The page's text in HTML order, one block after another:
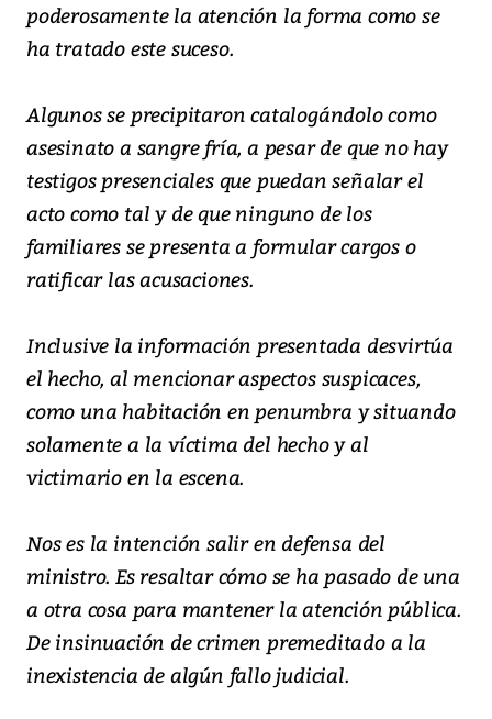
poderosamente la atención la forma como se
ha tratado este suceso.
Algunos se precipitaron catalogándolo como
asesinato a sangre fría, a pesar de que no hay
testigos presenciales que puedan señalar el
acto como tal y de que ninguno de los
familiares se presenta a formular cargos o
ratificar las acusaciones.
Inclusive la información presentada desvirtúa
el hecho, al mencionar aspectos suspicaces,
como una habitación en penumbra y situando
solamente a la víctima del hecho y al
victimario en la escena.
Nos es la intención salir en defensa del
ministro. Es resaltar cómo se ha pasado de una
a otra cosa para mantener la atención pública.
De insinuación de crimen premeditado a la
inexistencia de algún fallo judicial.